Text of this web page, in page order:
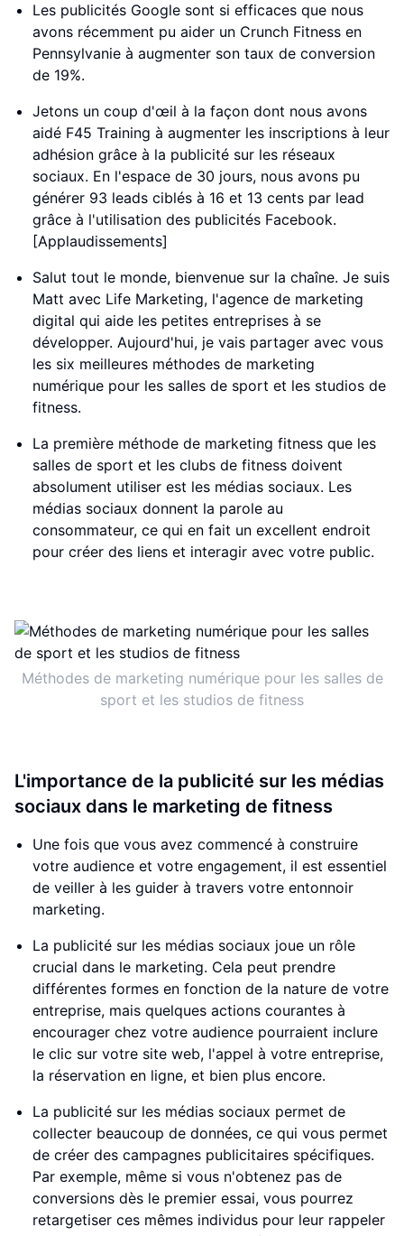
Les publicités Google sont si efficaces que nous
avons récemment pu aider un Crunch Fitness en
Pennsylvanie à augmenter son taux de conversion
de 19%.
Jetons un coup d'œil à la façon dont nous avons
aidé F45 Training à augmenter les inscriptions à leur
adhésion grâce à la publicité sur les réseaux
sociaux. En l'espace de 30 jours, nous avons pu
générer 93 leads ciblés à 16 et 13 cents par lead
grâce à l'utilisation des publicités Facebook.
[Applaudissements]
Salut tout le monde, bienvenue sur la chaîne. Je suis
Matt avec Life Marketing, l'agence de marketing
digital qui aide les petites entreprises à se
développer. Aujourd'hui, je vais partager avec vous
les six meilleures méthodes de marketing
numérique pour les salles de sport et les studios de
fitness.
La première méthode de marketing fitness que les
salles de sport et les clubs de fitness doivent
absolument utiliser est les médias sociaux. Les
médias sociaux donnent la parole au
consommateur, ce qui en fait un excellent endroit
pour créer des liens et interagir avec votre public.
Méthodes de marketing numérique pour les salles de
sport et les studios de fitness
L'importance de la publicité sur les médias
sociaux dans le marketing de fitness
Une fois que vous avez commencé à construire
votre audience et votre engagement, il est essentiel
de veiller à les guider à travers votre entonnoir
marketing.
La publicité sur les médias sociaux joue un rôle
crucial dans le marketing. Cela peut prendre
différentes formes en fonction de la nature de votre
entreprise, mais quelques actions courantes à
encourager chez votre audience pourraient inclure
le clic sur votre site web, l'appel à votre entreprise,
la réservation en ligne, et bien plus encore.
La publicité sur les médias sociaux permet de
collecter beaucoup de données, ce qui vous permet
de créer des campagnes publicitaires spécifiques.
Par exemple, même si vous n'obtenez pas de
conversions dès le premier essai, vous pourrez
retargetiser ces mêmes individus pour leur rappeler